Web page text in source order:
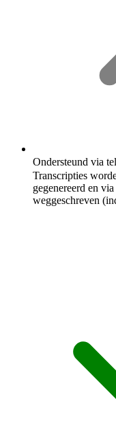
Ondersteund via
Transcripties
gegenereerd en
weggeschreven